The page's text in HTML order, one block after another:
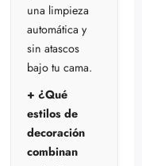
una limpieza
automática y
sin atascos
bajo tu cama.
+ ¿Qué
estilos de
decoración
combinan